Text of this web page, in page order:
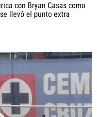
con Bryan Casas como
llevó el punto extra